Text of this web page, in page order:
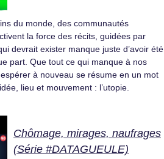
du monde, des communautés
la force des récits, guidées par
devrait exister manque juste d’avoir été
part. Que tout ce qui manque à nos
à nouveau se résume en un mot
lieu et mouvement : l’utopie.
Chômage, mirages, naufrages
(Série #DATAGUEULE)